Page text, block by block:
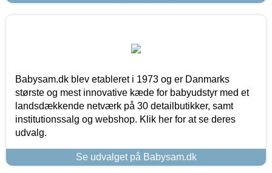
Babysam.dk blev etableret i 1973 og er Danmarks
største og mest innovative kæde for babyudstyr med et
landsdækkende netværk på 30 detailbutikker, samt
institutionssalg og webshop. Klik her for at se deres
udvalg.
Se udvalget på Babysam.dk